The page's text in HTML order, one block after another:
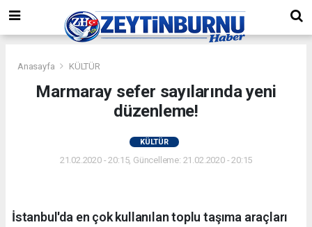
Anasayfa KÜLTÜR
Marmaray sefer sayılarında yeni
düzenleme!
KÜLTÜR
21.02.2020 - 20:15, Güncelleme: 21.02.2020 - 20:15
İstanbul'da en çok kullanılan toplu taşıma araçları